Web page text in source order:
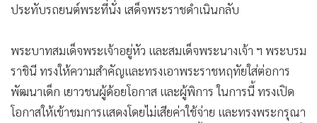
ประทับรถยนต์พระที่นั่ง เสด็จพระราชดำเนินกลับ
พระบาทสมเด็จพระเจ้าอยู่หัว และสมเด็จพระนางเจ้า ฯ พระบรม
ราชินี ทรงให้ความสำคัญและทรงเอาพระราชหฤทัยใส่ต่อการ
พัฒนาเด็ก เยาวชนผู้ด้อยโอกาส และผู้พิการ ในการนี้ ทรงเปิด
โอกาสให้เข้าชมการแสดงโดยไม่เสียค่าใช้จ่าย และทรงพระกรุณา